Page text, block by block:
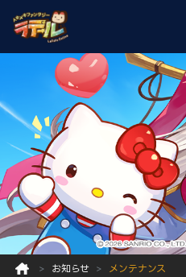
お知らせ メンテナンス